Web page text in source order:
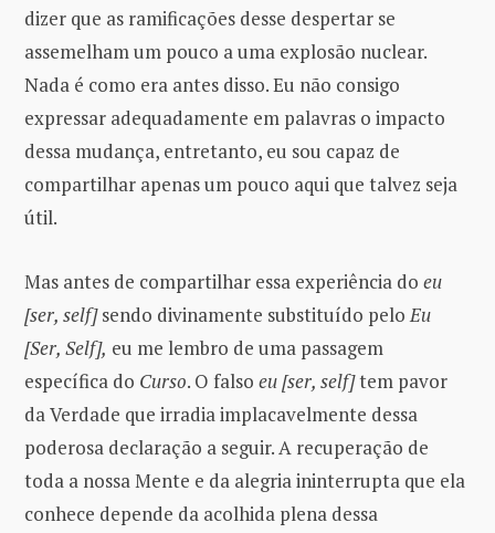
dizer que as ramificações desse despertar se
assemelham um pouco a uma explosão nuclear.
Nada é como era antes disso. Eu não consigo
expressar adequadamente em palavras o impacto
dessa mudança, entretanto, eu sou capaz de
compartilhar apenas um pouco aqui que talvez seja
útil.
Mas antes de compartilhar essa experiência do eu
[ser, self]sendo divinamente substituído peloEu
[Ser, Self], eu me lembro de uma passagem
específica do Curso. O falso eu [ser, self]tem pavor
da Verdade que irradia implacavelmente dessa
poderosa declaração a seguir. A recuperação de
toda a nossa Mente e da alegria ininterrupta que ela
conhece depende da acolhida plena dessa